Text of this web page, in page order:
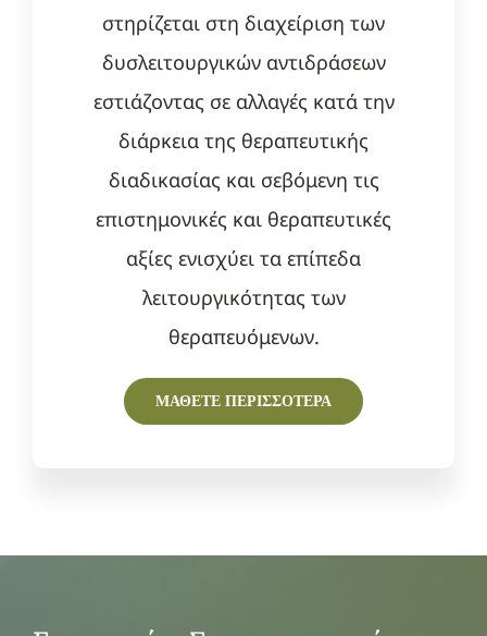
στηρίζεται στη διαχείριση των
δυσλειτουργικών αντιδράσεων
εστιάζοντας σε αλλαγές κατά την
διάρκεια της θεραπευτικής
διαδικασίας και σεβόμενη τις
επιστημονικές και θεραπευτικές
αξίες ενισχύει τα επίπεδα
λειτουργικότητας των
θεραπευόμενων.
ΜΑΘΕΤΕ ΠΕΡΙΣΣΟΤΕΡΑ